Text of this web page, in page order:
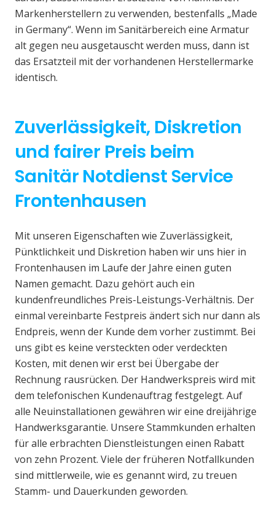
Markenherstellern zu verwenden, bestenfalls „Made
in Germany“. Wenn im Sanitärbereich eine Armatur
alt gegen neu ausgetauscht werden muss, dann ist
das Ersatzteil mit der vorhandenen Herstellermarke
identisch.
Zuverlässigkeit, Diskretion
und fairer Preis beim
Sanitär Notdienst Service
Frontenhausen
Mit unseren Eigenschaften wie Zuverlässigkeit,
Pünktlichkeit und Diskretion haben wir uns hier in
Frontenhausen im Laufe der Jahre einen guten
Namen gemacht. Dazu gehört auch ein
kundenfreundliches Preis-Leistungs-Verhältnis. Der
einmal vereinbarte Festpreis ändert sich nur dann als
Endpreis, wenn der Kunde dem vorher zustimmt. Bei
uns gibt es keine versteckten oder verdeckten
Kosten, mit denen wir erst bei Übergabe der
Rechnung rausrücken. Der Handwerkspreis wird mit
dem telefonischen Kundenauftrag festgelegt. Auf
alle Neuinstallationen gewähren wir eine dreijährige
Handwerksgarantie. Unsere Stammkunden erhalten
für alle erbrachten Dienstleistungen einen Rabatt
von zehn Prozent. Viele der früheren Notfallkunden
sind mittlerweile, wie es genannt wird, zu treuen
Stamm- und Dauerkunden geworden.